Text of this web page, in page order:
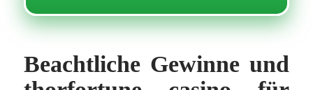
Beachtliche Gewinne und